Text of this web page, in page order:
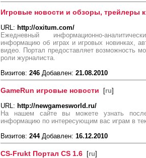
Игровые новости и обзоры, трейлеры
URL: http://oxitum.com/
Ежедневный информационно-
информацию об играх и игровых новинках,
видео. Портал предоставляет возможность
роли журналиста.
Визитов: 246 Добавлен: 21.08.2010
GameRun игровые новости [ru]
URL: http://newgamesworld.ru/
На нашем сайте вы можете узнать
информацию по интересующим вас играм в
Визитов: 244Добавлен: 16.12.2010
CS-Frukt Портал CS 1.6 [ru]